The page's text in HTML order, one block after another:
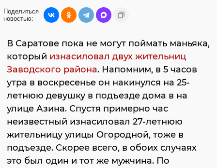
Поделиться
новостью:
В Саратове пока не могут поймать маньяка,
который изнасиловал двух жительниц
Заводского района. Напомним, в 5 часов
утра в воскресенье он накинулся на 25-
летнюю девушку в подъезде дома в на
улице Азина. Спустя примерно час
неизвестный изнасиловал 27-летнюю
жительницу улицы Огородной, тоже в
подъезде. Скорее всего, в обоих случаях
это был один и тот же мужчина. По